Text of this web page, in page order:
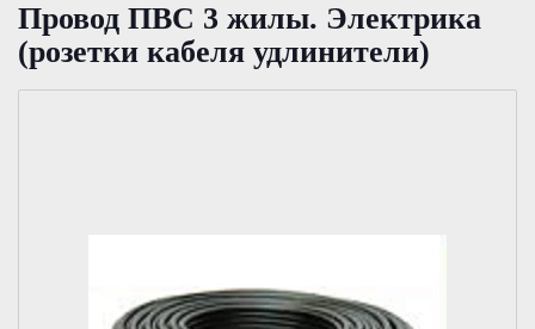
Провод ПВС 3 жилы. Электрика
(розетки кабеля удлинители)